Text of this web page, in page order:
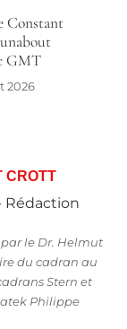
Constant
GMT
2026
CROTT
par le Dr. Helmut
du cadran au
Stern et
Philippe